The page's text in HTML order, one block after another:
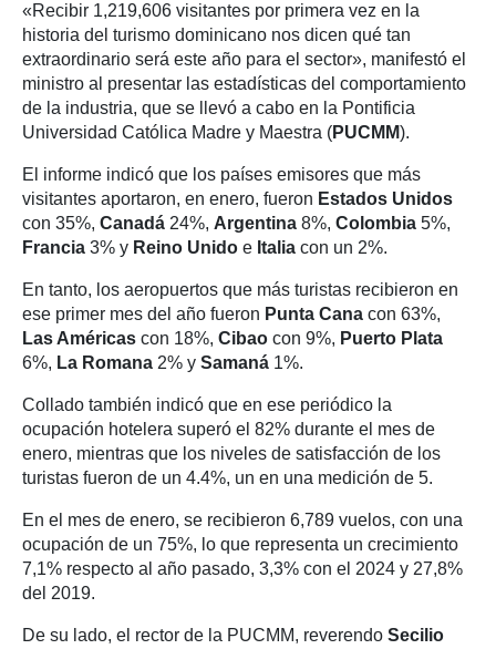
«Recibir 1,219,606 visitantes por primera vez en la
historia del turismo dominicano nos dicen qué tan
extraordinario será este año para el sector», manifestó el
ministro al presentar las estadísticas del comportamiento
de la industria, que se llevó a cabo en la Pontificia
Universidad Católica Madre y Maestra (PUCMM).
El informe indicó que los países emisores que más
visitantes aportaron, en enero, fueron Estados Unidos
con 35%, Canadá 24%, Argentina 8%, Colombia 5%,
Francia 3% y Reino Unido e Italia con un 2%.
En tanto, los aeropuertos que más turistas recibieron en
ese primer mes del año fueron Punta Cana con 63%,
Las Américas con 18%, Cibao con 9%, Puerto Plata
6%, La Romana 2% y Samaná 1%.
Collado también indicó que en ese periódico la
ocupación hotelera superó el 82% durante el mes de
enero, mientras que los niveles de satisfacción de los
turistas fueron de un 4.4%, un en una medición de 5.
En el mes de enero, se recibieron 6,789 vuelos, con una
ocupación de un 75%, lo que representa un crecimiento
7,1% respecto al año pasado, 3,3% con el 2024 y 27,8%
del 2019.
De su lado, el rector de la PUCMM, reverendo Secilio